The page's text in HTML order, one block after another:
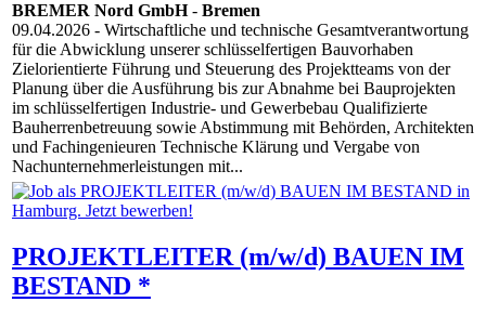
BREMER Nord GmbH- Bremen
09.04.2026 - Wirtschaftliche und technische Gesamtverantwortung
für die Abwicklung unserer schlüsselfertigen Bauvorhaben
Zielorientierte Führung und Steuerung des Projektteams von der
Planung über die Ausführung bis zur Abnahme bei Bauprojekten
im schlüsselfertigen Industrie- und Gewerbebau Qualifizierte
Bauherrenbetreuung sowie Abstimmung mit Behörden, Architekten
und Fachingenieuren Technische Klärung und Vergabe von
Nachunternehmerleistungen mit...
PROJEKTLEITER (m/w/d) BAUEN IM
BESTAND *